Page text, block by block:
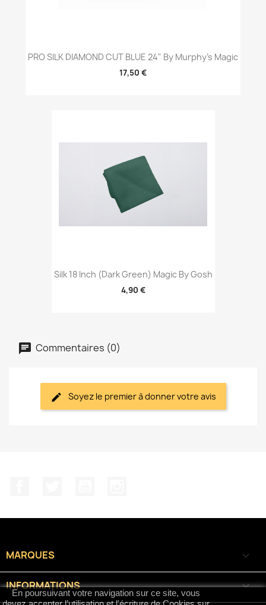
PRO SILK DIAMOND CUT BLUE 24" By Murphy's Magic
17,50 €
Silk 18 Inch (Dark Green) Magic By Gosh
4,90 €
Commentaires (0)
Soyez le premier à donner votre avis
MARQUES 
INFORMATIONS 
En poursuivant votre navigation sur ce site, vous